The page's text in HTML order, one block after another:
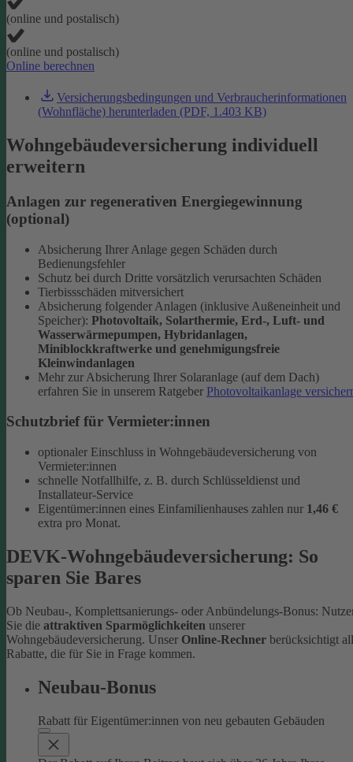
(online und postalisch)
(online und postalisch)
Online berechnen
Versicherungsbedingungen und Verbraucherinformationen
(Wohnfläche) herunterladen (PDF, 1.403 KB)
Wohngebäudeversicherung individuell
erweitern
Anlagen zur regenerativen Energiegewinnung
(optional)
Absicherung Ihrer Anlage gegen Schäden durch
Bedienungsfehler
Schutz bei durch Dritte vorsätzlich verursachten Schäden
Tierbissschäden mitversichert
Absicherung folgender Anlagen (inklusive Außeneinheit und
Speicher): Photovoltaik, Solarthermie, Erd-, Luft- und
Wasserwärmepumpen, Hybridanlagen,
Miniblockkraftwerke und genehmigungsfreie
Kleinwindanlagen
Mehr zur Absicherung Ihrer Solaranlage (auf dem Dach)
erfahren Sie in unserem Ratgeber Photovoltaikanlage
Schutzbrief für Vermieter:innen
optionaler Einschluss in Wohngebäudeversicherung von
Vermieter:innen
schnelle Notfallhilfe, z. B. durch Schlüsseldienst und
Installateur-Service
Eigentümer:innen eines Einfamilienhauses zahlen nur 1,46 €
extra pro Monat.
DEVK-Wohngebäudeversicherung: So
sparen Sie Bares
Ob Neubau-, Komplettsanierungs- oder Anbündelungs-Bonus:
Sie die attraktiven Sparmöglichkeiten unserer
Wohngebäudeversicherung. Unser Online-Rechner berücksichtigt
Rabatte, die für Sie in Frage kommen.
Neubau-Bonus
Rabatt für Eigentümer:innen von neu gebauten Gebäuden